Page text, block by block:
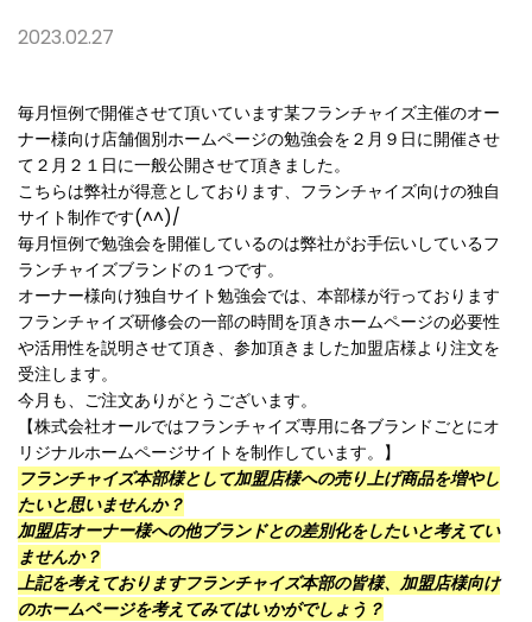
開
さ
頂
き
ま
し
た
(^^)/
2023.02.27
毎月恒例で開催させて頂いています某フランチャイズ主催のオー
ナー様向け店舗個別ホームページの勉強会を２月９日に開催させ
て２月２１日に一般公開させて頂きました。
こちらは弊社が得意としております、フランチャイズ向けの独自
サイト制作です(^^)/
毎月恒例で勉強会を開催しているのは弊社がお手伝いしているフ
ランチャイズブランドの１つです。
オーナー様向け独自サイト勉強会では、本部様が行っております
フランチャイズ研修会の一部の時間を頂きホームページの必要性
や活用性を説明させて頂き、参加頂きました加盟店様より注文を
受注します。
今月も、ご注文ありがとうございます。
【株式会社オールではフランチャイズ専用に各ブランドごとにオ
リジナルホームページサイトを制作しています。】
フランチャイズ本部様として加盟店様への売り上げ商品を増やし
たいと思いませんか？
加盟店オーナー様への他ブランドとの差別化をしたいと考えてい
ませんか？
上記を考えておりますフランチャイズ本部の皆様、 加盟店様向け
のホームページを考えてみてはいかがでしょう？